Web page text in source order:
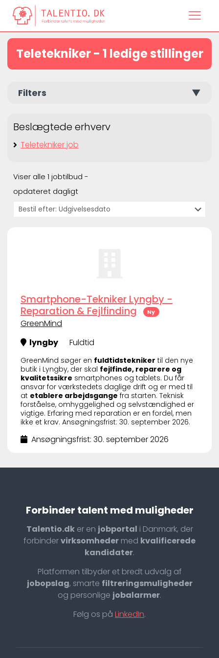
Teletekniker - 1 ledige stillinger
Filters ▼
Beslægtede erhverv
Teletekniker job
Viser alle 1 jobtilbud -
opdateret dagligt
Smartphone-Tekniker Lyngby -
Reparation & Fejlfinding
Ny
GreenMind
lyngby
Fuldtid
GreenMind søger en fuldtidstekniker til den nye
butik i Lyngby, der skal fejlfinde, reparere og
kvalitetssikre smartphones og tablets. Du får
ansvar for værkstedets daglige drift og er med til
at etablere arbejdsgange fra starten. Teknisk
forståelse, omhyggelighed og selvstændighed er
vigtige. Erfaring med reparation er en fordel, men
ikke et krav. Ansøgningsfrist: 30. september 2026.
Ansøgningsfrist: 30. september 2026
Forbinder talent med muligheder
Talentio.dker en jobportal i Danmark, der
forbindervirksomheder med kvalificerede
kandidater.
Platformen tilbyder et bredt udvalg af
jobopslag, smarte filtreringsmuligheder
og personlige jobalarmer.
Følg os på LinkedIn.